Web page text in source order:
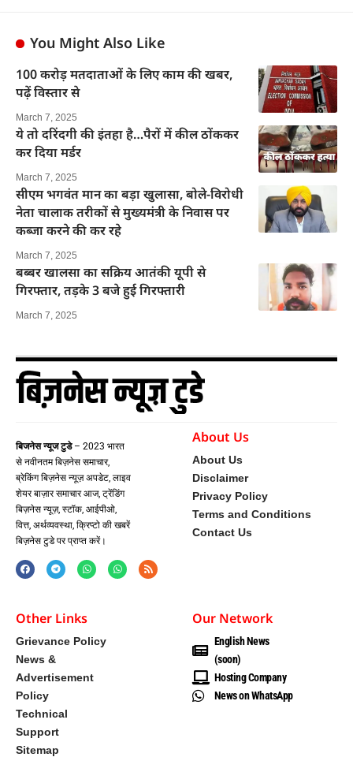
You Might Also Like
100 करोड़ मतदाताओं के लिए काम की खबर,
पढ़ें विस्तार से
March 7, 2025
ये तो दरिंदगी की इंतहा है…पैरों में कील ठोंककर
कर दिया मर्डर
March 7, 2025
सीएम भगवंत मान का बड़ा खुलासा, बोले-विरोधी
नेता चालाक तरीकों से मुख्यमंत्री के निवास पर
कब्जा करने की कर रहे
March 7, 2025
बब्बर खालसा का सक्रिय आतंकी यूपी से
गिरफ्तार, तड़के 3 बजे हुई गिरफ्तारी
March 7, 2025
बिजनेस न्यूज टुडे– 2023 भारत
से नवीनतम बिज़नेस समाचार,
ब्रेकिंग बिज़नेस न्यूज़ अपडेट, लाइव
शेयर बाज़ार समाचार आज, ट्रेंडिंग
बिज़नेस न्यूज़, स्टॉक, आईपीओ,
वित्त, अर्थव्यवस्था, क्रिप्टो की खबरें
बिज़नेस टुडे पर प्राप्त करें।
About Us
About Us
Disclaimer
Privacy Policy
Terms and Conditions
Contact Us
Other Links
Grievance Policy
News &
Advertisement
Policy
Technical
Support
Sitemap
Our Network
English News
(soon)
Hosting Company
News on WhatsApp